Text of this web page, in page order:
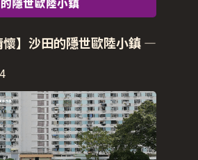
懷】沙田的隱世歐陸小鎮 —